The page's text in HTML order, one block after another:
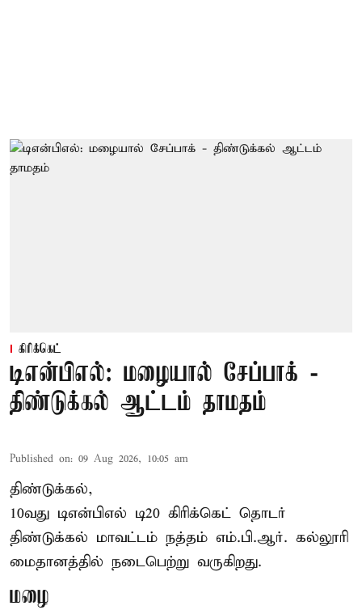
கிரிக்கெட்
டிஎன்பிஎல்: மழையால் சேப்பாக் -
திண்டுக்கல் ஆட்டம் தாமதம்
Published on: 09 Aug 2026, 10:05 am
திண்டுக்கல்,
10வது டிஎன்பிஎல் டி20 கிரிக்கெட் தொடர்
திண்டுக்கல் மாவட்டம் நத்தம் எம்.பி.ஆர். கல்லூரி
மைதானத்தில் நடைபெற்று வருகிறது.
மழை